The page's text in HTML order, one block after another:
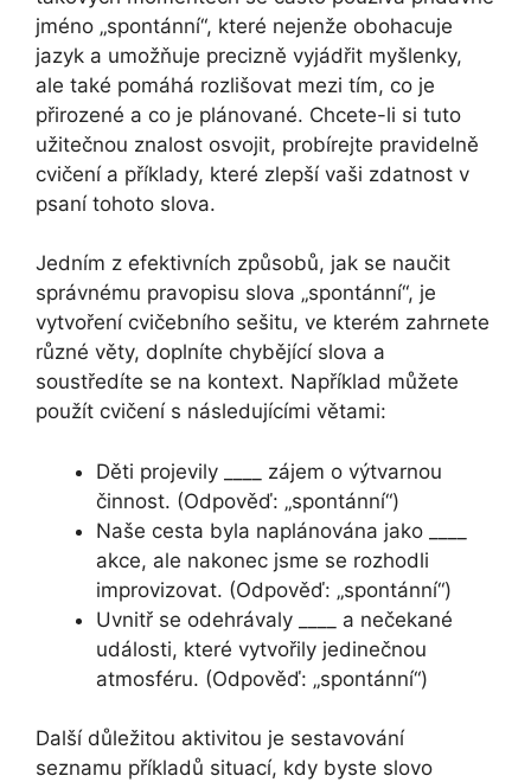
jméno „spontánní“, které nejenže obohacuje
jazyk a umožňuje precizně vyjádřit myšlenky,
ale také pomáhá rozlišovat mezi tím, co je
přirozené a co je plánované. Chcete-li si tuto
užitečnou znalost osvojit, probírejte pravidelně
cvičení a příklady, které zlepší vaši zdatnost v
psaní tohoto slova.
Jedním z efektivních způsobů, jak se naučit
správnému pravopisu slova „spontánní“, je
vytvoření cvičebního sešitu, ve kterém zahrnete
různé věty, doplníte chybějící slova a
soustředíte se na kontext. Například můžete
použít cvičení s následujícími větami:
Děti projevily ____ zájem o výtvarnou
činnost. (Odpověď: „spontánní“)
Naše cesta byla naplánována jako ____
akce, ale nakonec jsme se rozhodli
improvizovat. (Odpověď: „spontánní“)
Uvnitř se odehrávaly ____ a nečekané
události, které vytvořily jedinečnou
atmosféru. (Odpověď: „spontánní“)
Další důležitou aktivitou je sestavování
seznamu příkladů situací, kdy byste slovo